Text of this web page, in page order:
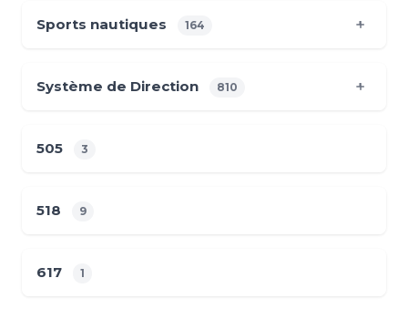
Sports nautiques 164
Système de Direction 810
505 3
518 9
617 1